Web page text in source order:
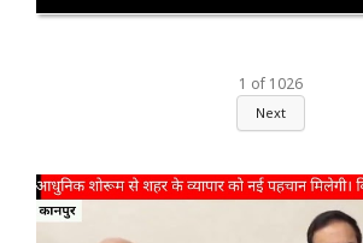
1 of 1026
Next